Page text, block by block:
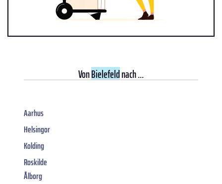
VonBielefeldnach ...
Aarhus
Helsingor
Kolding
Roskilde
Ålborg